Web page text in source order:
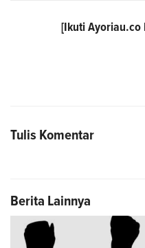
[Ikuti Ayoriau.co
Tulis Komentar
Berita Lainnya